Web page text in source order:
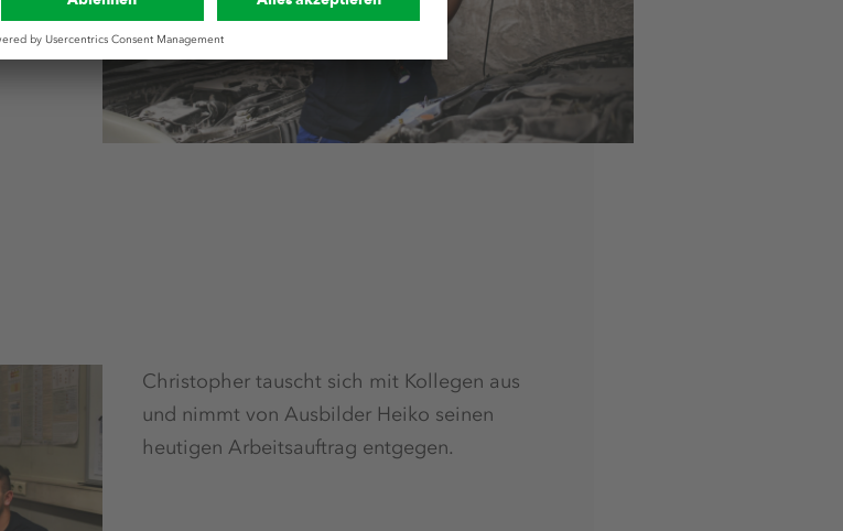
Christopher tauscht sich mit Kollegen aus
und nimmt von Ausbilder Heiko seinen
heutigen Arbeitsauftrag entgegen.